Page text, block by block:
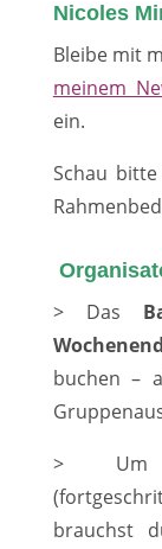
Nicoles
Bleibe mit
meinem
ein.
Schau
> Das
buchen –
>
brauchst